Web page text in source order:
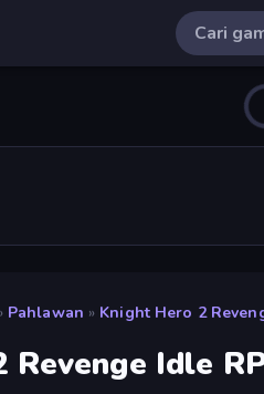
Pahlawan » Knight Hero 2
Idle